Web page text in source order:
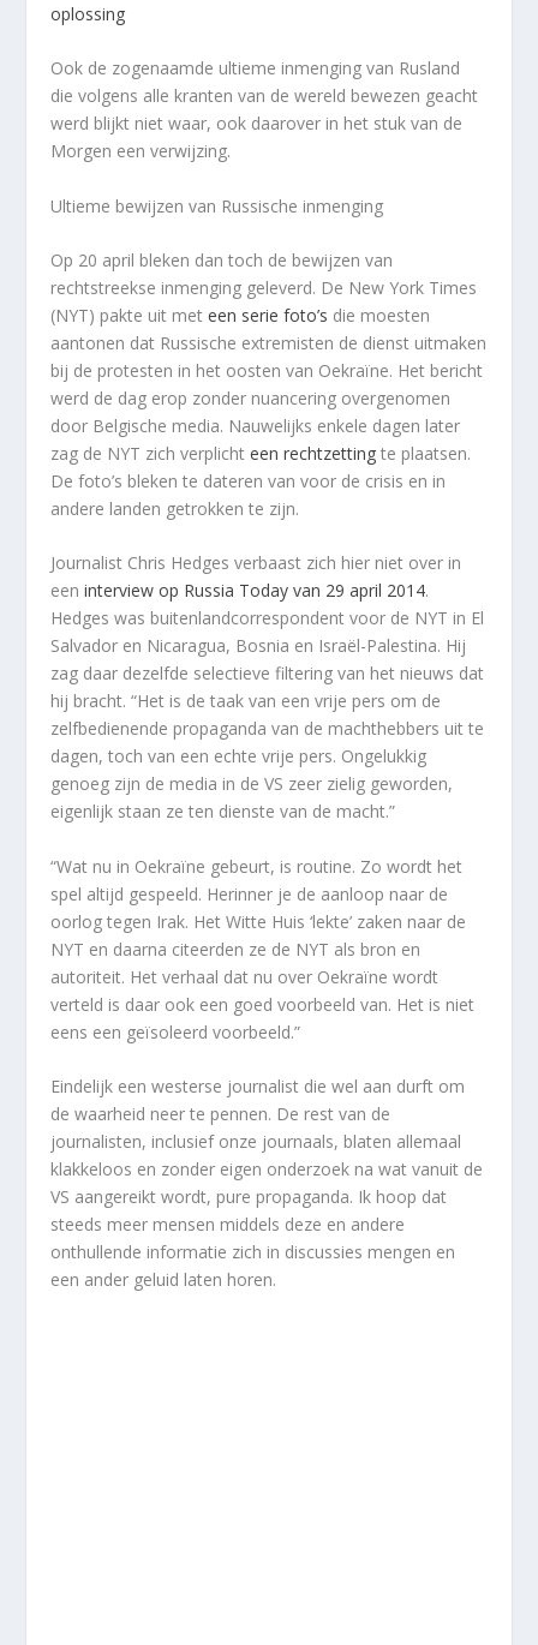
oplossing
Ook de zogenaamde ultieme inmenging van Rusland
die volgens alle kranten van de wereld bewezen geacht
werd blijkt niet waar, ook daarover in het stuk van de
Morgen een verwijzing.
Ultieme bewijzen van Russische inmenging
Op 20 april bleken dan toch de bewijzen van
rechtstreekse inmenging geleverd. De New York Times
(NYT) pakte uit meteen serie foto’s die moesten
aantonen dat Russische extremisten de dienst uitmaken
bij de protesten in het oosten van Oekraïne. Het bericht
werd de dag erop zonder nuancering overgenomen
door Belgische media. Nauwelijks enkele dagen later
zag de NYT zich verplichteen rechtzetting te plaatsen.
De foto’s bleken te dateren van voor de crisis en in
andere landen getrokken te zijn.
Journalist Chris Hedges verbaast zich hier niet over in
eeninterview op Russia Todayvan 29 april 2014.
Hedges was buitenlandcorrespondent voor de NYT in El
Salvador en Nicaragua, Bosnia en Israël-Palestina. Hij
zag daar dezelfde selectieve filtering van het nieuws dat
hij bracht. “Het is de taak van een vrije pers om de
zelfbedienende propaganda van de machthebbers uit te
dagen, toch van een echte vrije pers. Ongelukkig
genoeg zijn de media in de VS zeer zielig geworden,
eigenlijk staan ze ten dienste van de macht.”
“Wat nu in Oekraïne gebeurt, is routine. Zo wordt het
spel altijd gespeeld. Herinner je de aanloop naar de
oorlog tegen Irak. Het Witte Huis ‘lekte’ zaken naar de
NYT en daarna citeerden ze de NYT als bron en
autoriteit. Het verhaal dat nu over Oekraïne wordt
verteld is daar ook een goed voorbeeld van. Het is niet
eens een geïsoleerd voorbeeld.”
Eindelijk een westerse journalist die wel aan durft om
de waarheid neer te pennen. De rest van de
journalisten, inclusief onze journaals, blaten allemaal
klakkeloos en zonder eigen onderzoek na wat vanuit de
VS aangereikt wordt, pure propaganda. Ik hoop dat
steeds meer mensen middels deze en andere
onthullende informatie zich in discussies mengen en
een ander geluid laten horen.